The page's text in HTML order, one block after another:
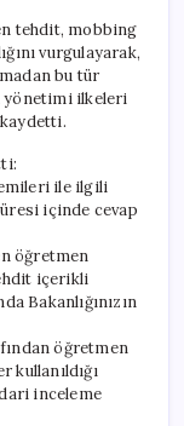
tehdit, mobbing
vurgulayarak,
bu tür
yönetimi ilkeleri
kaydetti.
ile ilgili
içinde cevap
öğretmen
içerikli
Bakanlığınızın
öğretmen
kullanıldığı
inceleme